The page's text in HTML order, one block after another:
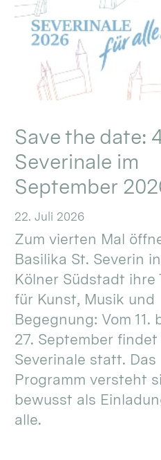
Save the date:
Severinale im
September
22. Juli 2026
Zum vierten Mal
Basilika St. Severin
Kölner Südstadt ihre
für Kunst, Musik und
Begegnung: Vom 11.
27. September
Severinale statt. Das
Programm versteht
bewusst als
alle.